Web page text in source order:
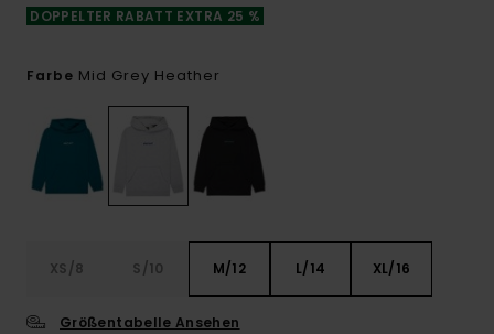
DOPPELTER RABATT EXTRA 25 %
Farbe Mid Grey Heather
XS/8 S/10 M/12 L/14 XL/16
Größentabelle Ansehen